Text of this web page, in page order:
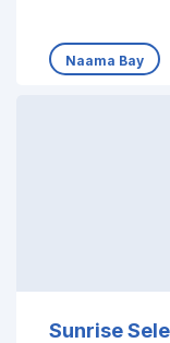
Naama Bay
Sunrise